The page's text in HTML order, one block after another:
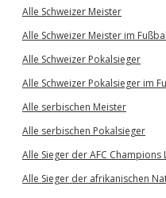
Alle Schweizer Meister
Alle Schweizer Meister im
Alle Schweizer Pokalsieger
Alle Schweizer Pokalsieger im
Alle serbischen Meister
Alle serbischen Pokalsieger
Alle Sieger der AFC Champions
Alle Sieger der afrikanischen